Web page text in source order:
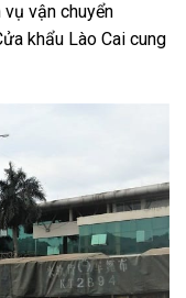
vận chuyển
khẩu Lào Cai cung